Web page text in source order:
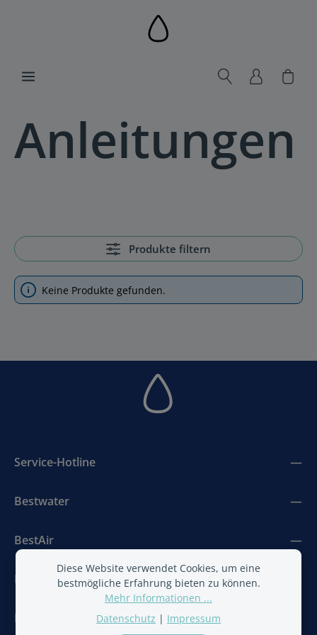
Anleitungen
Produkte filtern
Keine Produkte gefunden.
Service-Hotline
Bestwater
BestAir
Newsletter
Folge uns
Diese Website verwendet Cookies, um eine
bestmögliche Erfahrung bieten zu können.
Mehr Informationen ...
Datenschutz | Impressum